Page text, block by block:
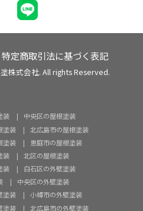
特定商取引法に基づく表記
株式会社. All rights Reserved.
装
中央区の屋根塗装
塗装
北広島市の屋根塗装
塗装
恵庭市の屋根塗装
装
北区の屋根塗装
装
白石区の外壁塗装
中央区の外壁塗装
塗装
小樽市の外壁塗装
塗装 北広島市の外壁塗装